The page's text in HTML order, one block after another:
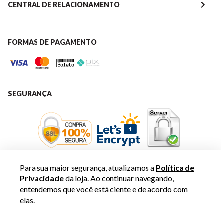
Para sua maior segurança, atualizamos a Política de
Privacidadeda loja. Ao continuar navegando,
entendemos que você está ciente e de acordo com
elas.
CENTRAL DE RELACIONAMENTO
FORMAS DE PAGAMENTO
SEGURANÇA